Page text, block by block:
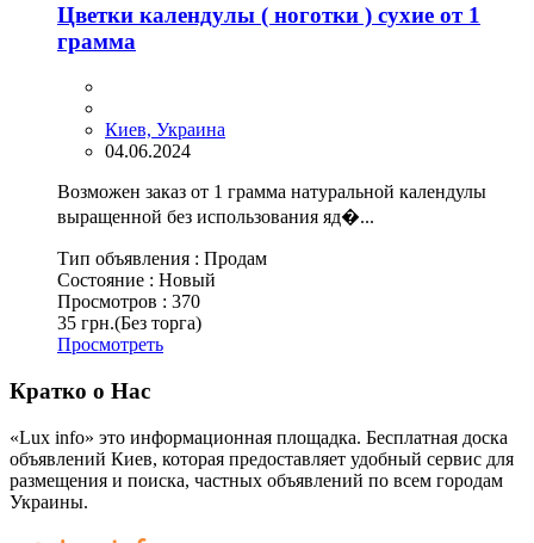
Цветки календулы ( ноготки ) сухие от 1
грамма
Киев, Украина
04.06.2024
Возможен заказ от 1 грамма натуральной календулы
выращенной без использования яд�...
Тип объявления : Продам
Состояние : Новый
Просмотров : 370
35 грн.(Без торга)
Просмотреть
Кратко о Нас
«Lux info» это информационная площадка. Бесплатная доска
объявлений Киев, которая предоставляет удобный сервис для
размещения и поиска, частных объявлений по всем городам
Украины.